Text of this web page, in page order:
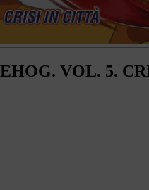
VOL. 5.